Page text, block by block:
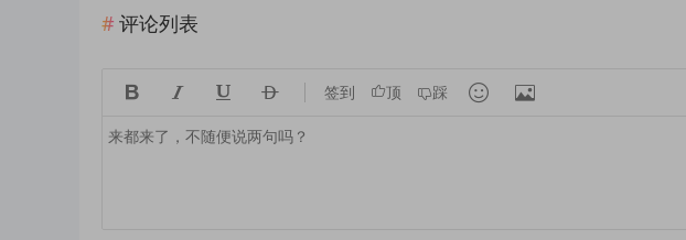
评论列表
    签到 顶 踩  